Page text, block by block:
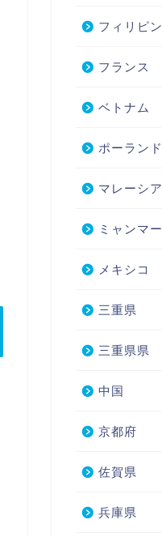
フィリピン
フランス
ベトナム
ポーランド
マレーシア
ミャンマー
メキシコ
三重県
三重県県
中国
京都府
佐賀県
兵庫県